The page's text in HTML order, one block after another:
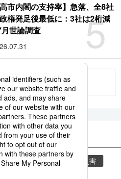
5
高市内閣の支持率】急落、全8社
権発足後最低に：3社は2桁減
世論調査
見る
・災害 気象庁
災害